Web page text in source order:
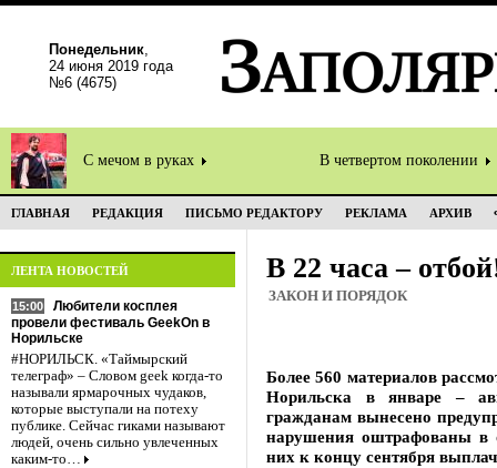
Понедельник,
24 июня 2019 года
№6 (4675)
С мечом в руках В четвертом поколении
ГЛАВНАЯ РЕДАКЦИЯ ПИСЬМО РЕДАКТОРУ РЕКЛАМА АРХИВ
ЛЕНТА НОВОСТЕЙ
15:00
Любители косплея
провели фестиваль GeekOn в
Норильске
#НОРИЛЬСК. «Таймырский
телеграф» – Словом geek когда-то
называли ярмарочных чудаков,
которые выступали на потеху
публике. Сейчас гиками называют
людей, очень сильно увлеченных
каким-то…
В 22 часа –
ЗАКОН И ПОРЯДОК
Более 560 материалов
Норильска в январе –
гражданам вынесено
нарушения оштрафованы в
них к концу сентября